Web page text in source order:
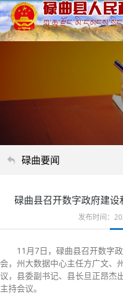
碌曲要闻
碌曲县召开数字政府建
发布时间：
11月7日，碌曲县召开数字
会，州大数据中心主任方广文、
议，县委副书记、县长旦正昂杰
主持会议。